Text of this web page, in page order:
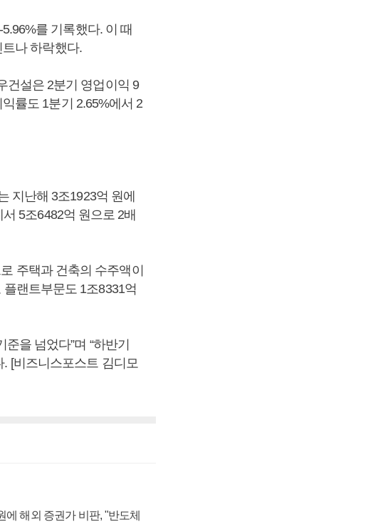
를 기록했다. 이 때
나 하락했다.
건설은 2분기 영업이익 9
률도 1분기 2.65%에서 2
지난해 3조1923억 원에
5조6482억 원으로 2배
주택과 건축의 수주액이
랜트부문도 1조8331억
을 넘었다”며 “하반기
[비즈니스포스트 김디모
해외 증권가 비판, "반도체